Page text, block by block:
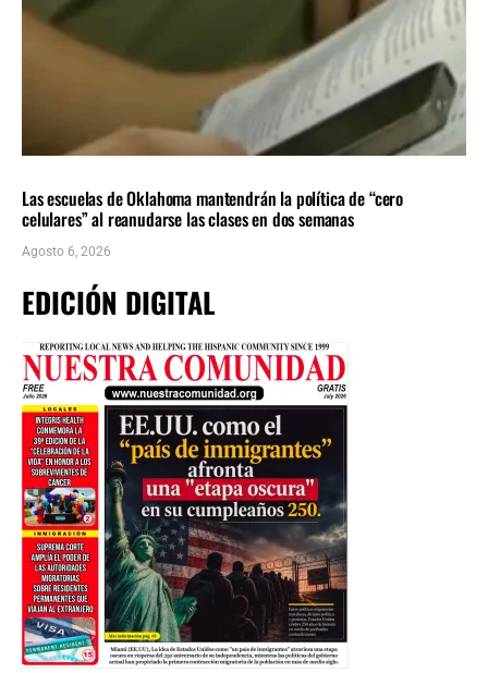
Las escuelas de Oklahoma mantendrán la política de “cero
celulares” al reanudarse las clases en dos semanas
Agosto 6, 2026
EDICIÓN DIGITAL